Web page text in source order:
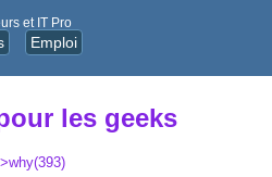
et IT Pro
Emploi
les geeks